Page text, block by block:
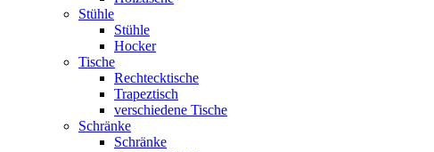
Stühle
Stühle
Hocker
Tische
Rechtecktische
Trapeztisch
verschiedene Tische
Schränke
Schränke